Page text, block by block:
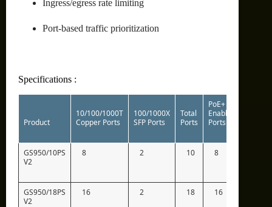
Ingress/egress rate limiting
Port-based traffic prioritization
Specifications :
Product
10/100/1000T
Copper Ports
100/1000X
SFP Ports
Total
Ports
PoE+
Enabled
Ports
GS950/10PS
V2
8 2 10 8
GS950/18PS
V2
16 2 18 16